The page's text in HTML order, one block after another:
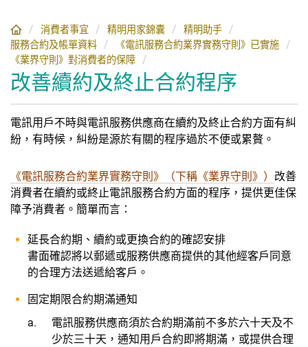
消費者事宜 精明用家錦囊
精明助手
服務合約及帳單資料
《電訊服務合約業界實務守則》已實施
《業界守則》對消費者的保障
改善續約及終止合約程序
電訊用戶不時與電訊服務供應商在續約及終止合約方面有糾
紛，有時候，糾紛是源於有關的程序過於不便或累贅。
《電訊服務合約業界實務守則》（下稱《業界守則》） 改善
消費者在續約或終止電訊服務合約方面的程序，提供更佳保
障予消費者。簡單而言：
延長合約期、續約或更換合約的確認安排
書面確認將以郵遞或服務供應商提供的其他經客戶同意
的合理方法送遞給客戶。
固定期限合約期滿通知
電訊服務供應商須於合約期滿前不多於六十天及不
少於三十天，通知用戶合約即將期滿，或提供合理